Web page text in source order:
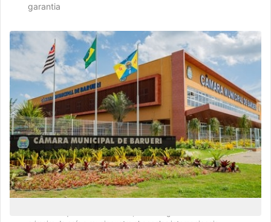
garantia